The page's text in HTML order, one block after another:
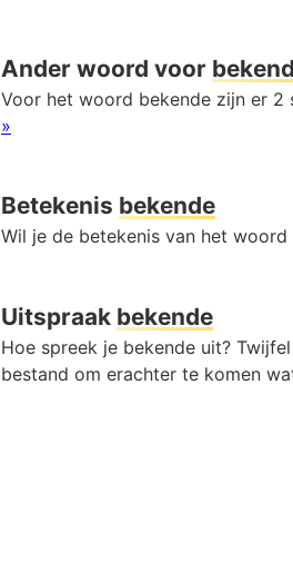
Ander woord voor
Voor het woord bekende zijn er 2
»
Betekenis bekende
Wil je de betekenis van het
Uitspraak bekende
Hoe spreek je bekende uit?
bestand om erachter te komen